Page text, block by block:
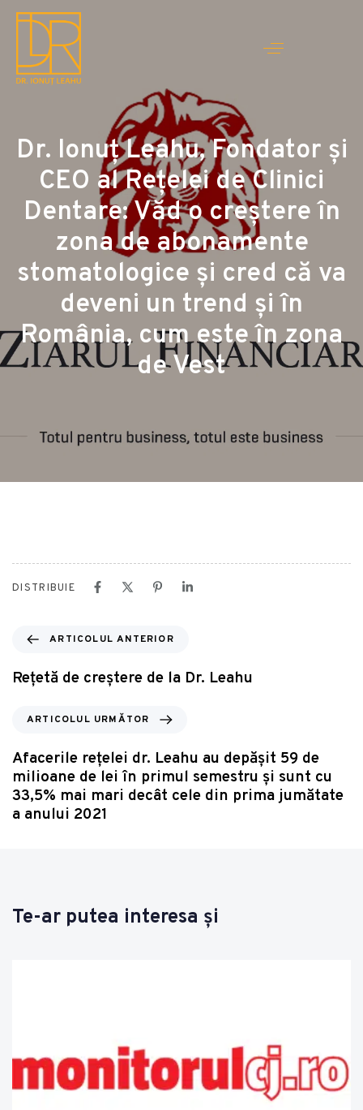
Dr. Ionuţ Leahu, Fondator şi
CEO al Reţelei de Clinici
Dentare: Văd o creştere în
zona de abonamente
stomatologice şi cred că va
deveni un trend şi în
România, cum este în zona
de Vest
DISTRIBUIE
ARTICOLUL ANTERIOR
Rețetă de creștere de la Dr. Leahu
ARTICOLUL URMĂTOR
Afacerile reţelei dr. Leahu au depăşit 59 de
milioane de lei în primul semestru şi sunt cu
33,5% mai mari decât cele din prima jumătate
a anului 2021
Te-ar putea interesa și